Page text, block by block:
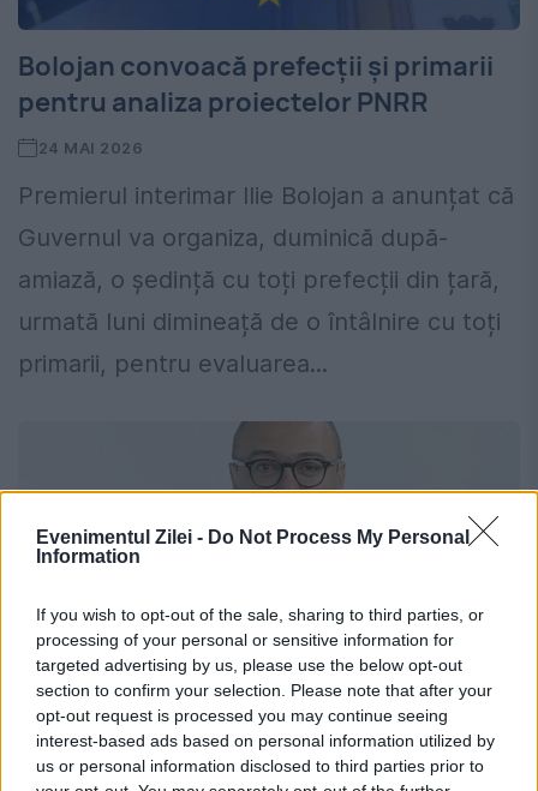
Evenimentul Zilei - Do Not Process My Personal
Information
If you wish to opt-out of the sale, sharing to third parties, or
processing of your personal or sensitive information for
targeted advertising by us, please use the below opt-out
section to confirm your selection. Please note that after your
opt-out request is processed you may continue seeing
interest-based ads based on personal information utilized by
us or personal information disclosed to third parties prior to
Bolojan convoacă prefecții și primarii
pentru analiza proiectelor PNRR
24 MAI 2026
Premierul interimar Ilie Bolojan a anunțat că
Guvernul va organiza, duminică după-
amiază, o ședință cu toți prefecții din țară,
urmată luni dimineață de o întâlnire cu toți
primarii, pentru evaluarea...
Iancu Guda a anunțat că încheie